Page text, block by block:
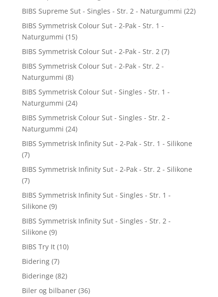
BIBS Supreme Sut - Singles - Str. 2 - Naturgummi (22)
BIBS Symmetrisk Colour Sut - 2-Pak - Str. 1 -
Naturgummi (15)
BIBS Symmetrisk Colour Sut - 2-Pak - Str. 2 (7)
BIBS Symmetrisk Colour Sut - 2-Pak - Str. 2 -
Naturgummi (8)
BIBS Symmetrisk Colour Sut - Singles - Str. 1 -
Naturgummi (24)
BIBS Symmetrisk Colour Sut - Singles - Str. 2 -
Naturgummi (24)
BIBS Symmetrisk Infinity Sut - 2-Pak - Str. 1 - Silikone
(7)
BIBS Symmetrisk Infinity Sut - 2-Pak - Str. 2 - Silikone
(7)
BIBS Symmetrisk Infinity Sut - Singles - Str. 1 -
Silikone (9)
BIBS Symmetrisk Infinity Sut - Singles - Str. 2 -
Silikone (9)
BIBS Try It (10)
Bidering (7)
Bideringe (82)
Biler og bilbaner (36)